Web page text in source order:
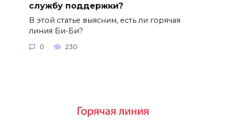
службу поддержки?
В этой статье выясним, есть ли горячая
линия Би-Би?
0 230